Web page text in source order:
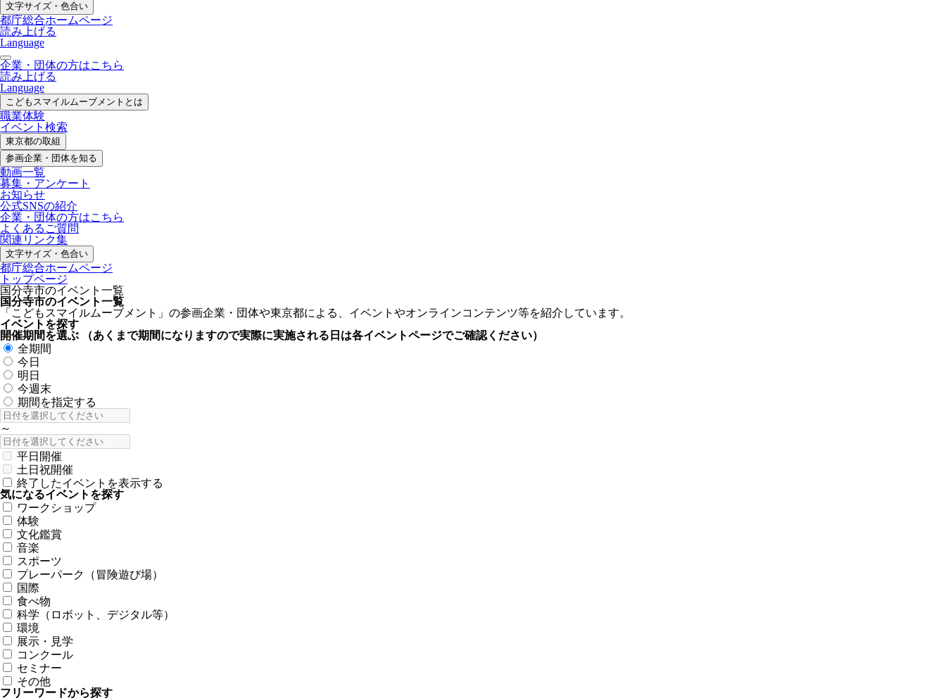
文字サイズ・色合い
都庁総合ホームページ
読み上げる
Language
企業・団体の方はこちら
読み上げる
Language
こどもスマイルムーブメントとは
職業体験
イベント検索
東京都の取組
参画企業・ 団体を知る
動画一覧
募集・ アンケート
お知らせ
公式SNSの紹介
企業・団体の方はこちら
よくあるご質問
関連リンク集
文字サイズ・色合い
都庁総合ホームページ
トップページ
国分寺市のイベント一覧
国分寺市のイベント一覧
「こどもスマイルムーブメント」の参画企業・団体や東京都による、イベントやオンラインコンテンツ等を紹介しています。
イベントを探す
開催期間を選ぶ
（あくまで期間になりますので実際に実施される日は各イベントページでご確認ください）
全期間
今日
明日
今週末
期間を指定する
～
平日開催
土日祝開催
終了したイベントを表示する
気になるイベントを探す
ワークショップ
体験
文化鑑賞
音楽
スポーツ
プレーパーク（冒険遊び場）
国際
食べ物
科学（ロボット、デジタル等）
環境
展示・見学
コンクール
セミナー
その他
フリーワードから探す